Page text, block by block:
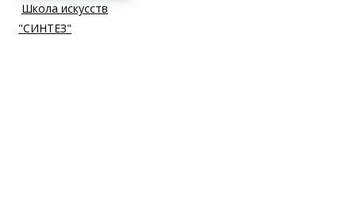
Школа искусств
"СИНТЕЗ"